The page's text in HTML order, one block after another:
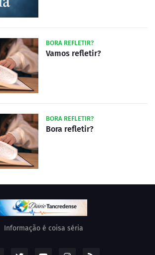
BORA REFLETIR?
Vamos refletir?
BORA REFLETIR?
Bora refletir?
Informação é coisa séria